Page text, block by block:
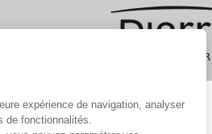
TECHNIQUES